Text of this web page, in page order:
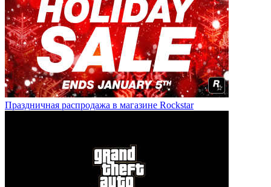
Праздничная распродажа в магазине Rockstar